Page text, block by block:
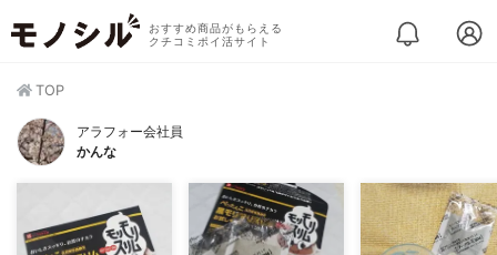
おすすめ商品がもらえる
クチコミポイ活サイト
TOP
アラフォー会社員
かんな